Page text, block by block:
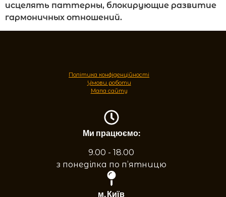
исцелять паттерны, блокирующие развитие
гармоничных отношений.
Політика конфіденційності
Умови роботи
Мапа сайту
Ми працюємо:
9.00 - 18.00
з понеділка по п’ятницю
м. Київ